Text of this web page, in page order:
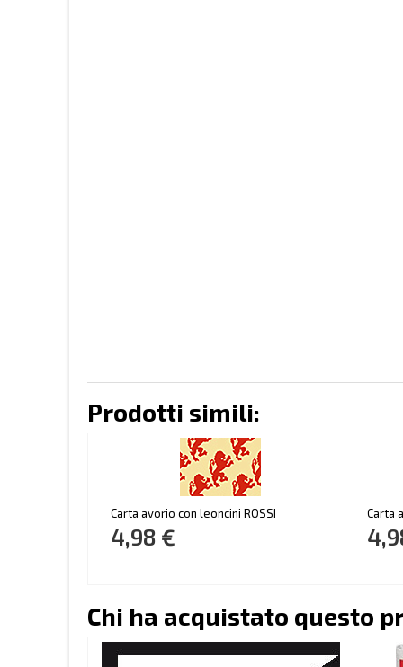
Prodotti simili:
Carta avorio con leoncini ROSSI
4,98 €
Carta
Chi ha acquistato questo